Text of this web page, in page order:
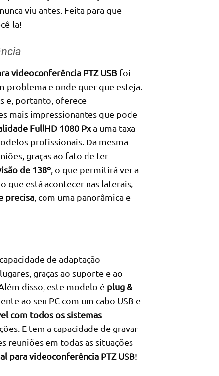
viu antes. Feita para que
la!
videoconferência PTZ USB foi
problema e onde quer que esteja.
e, portanto, oferece
mais impressionantes que pode
FullHD 1080 Pxa uma taxa
profissionais. Da mesma
graças ao fato de ter
de 138º, o que permitirá ver a
que está acontecer nas laterais,
precisa, com uma panorâmica e
de adaptação
graças ao suporte e ao
disso, este modelo é plug &
ao seu PC com um cabo USB e
com todos os sistemas
E tem a capacidade de gravar
reuniões em todas as situações
para videoconferência PTZ USB!